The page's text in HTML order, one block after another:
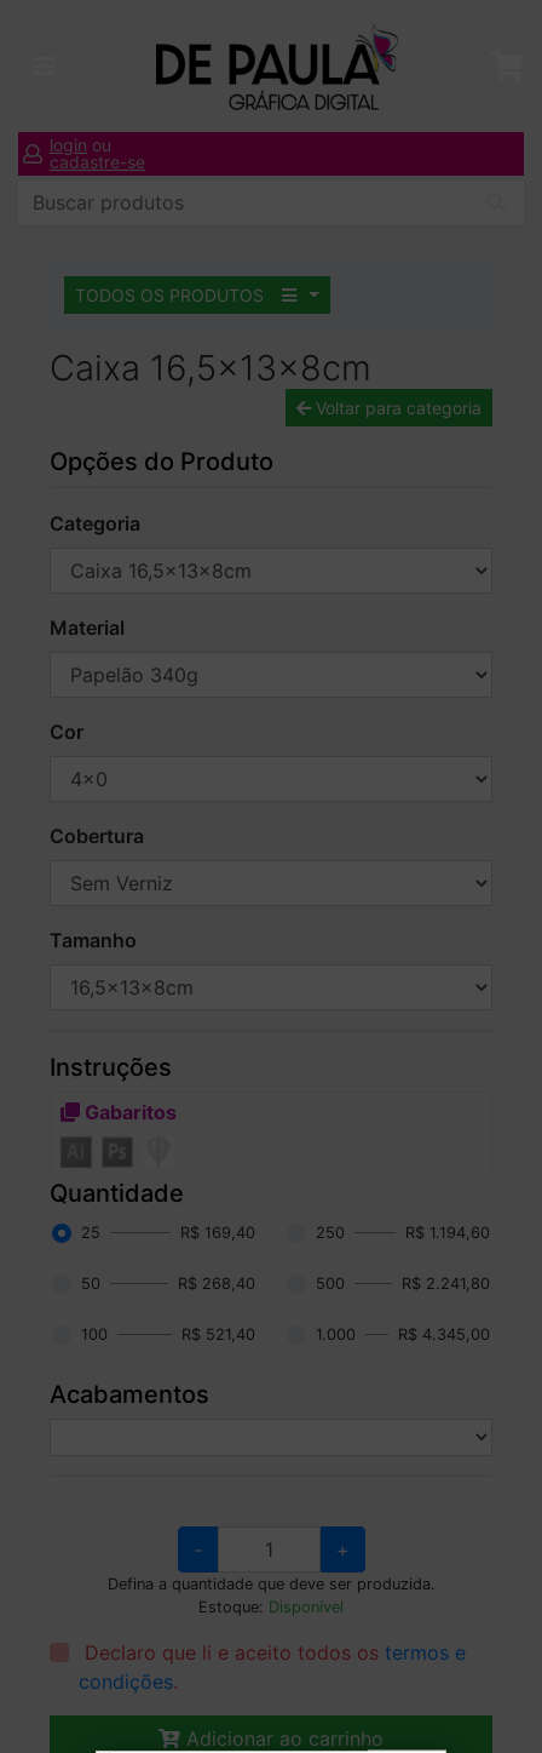
login ou
cadastre-se
TODOS OS PRODUTOS
Caixa 16,5x13x8cm
Voltar para categoria
Opções do Produto
Categoria
Material
Cor
Cobertura
Tamanho
Instruções
Gabaritos
Quantidade
25 R$ 169,40 250 R$ 1.194,60
50 R$ 268,40 500 R$ 2.241,80
100 R$ 521,40 1.000 R$ 4.345,00
Acabamentos
- +
Defina a quantidade que deve ser produzida.
Estoque: Disponível
Declaro que li e aceito todos ostermos e
condições.
Adicionar ao carrinho